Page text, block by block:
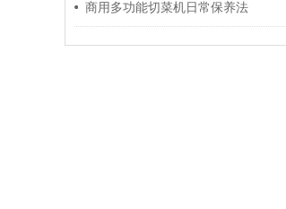
商用多功能切菜机日常保养法